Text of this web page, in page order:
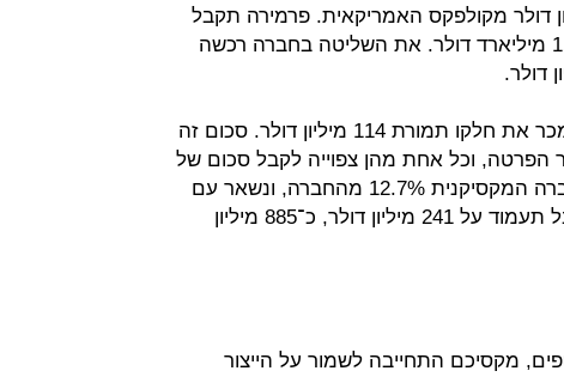
הצעה הגבוה ב־15 מיליון דולר מקולפקס האמריקאית. פרמירה תקבל
עבור חלקה - 61.3% מהחברה - כ־1.16 מיליארד דולר. את השליטה בחברה רכשה
קיבוץ מגל, שהחזיק ב־6% מהחברה, מכר את חלקו תמורת 114 מיליון דולר. סכום זה
שעבר הפרטה, וכל אחת מהן צפוייה לקבל סכום של
כ־2 מיליון שקל. קיבוץ חצרים מכר לחברה המקסיקנית 12.7% מהחברה, ונשאר עם
20% ממניותיה. התמורה שהקיבוץ יקבל תעמוד על 241 מיליון דולר, כ־885 מיליון
מקסיכם התחייבה לשמור על הייצור